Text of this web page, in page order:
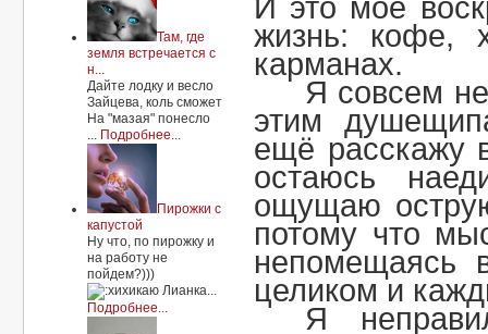
Там, где
земля встречается с
н...
Дайте лодку и весло
Зайцева, коль сможет
На "мазая" понесло
... Подробнее...
Пирожки с
капустой
Ну что, по пирожку и
на работу не
пойдем?)))
Лианка...
Подробнее...
И это мое
жизнь: кофе,
карманах.
Я совсем
этим
ещё расскажу
остаюсь
ощущаю
потому что
непомещаясь
целиком и
Я